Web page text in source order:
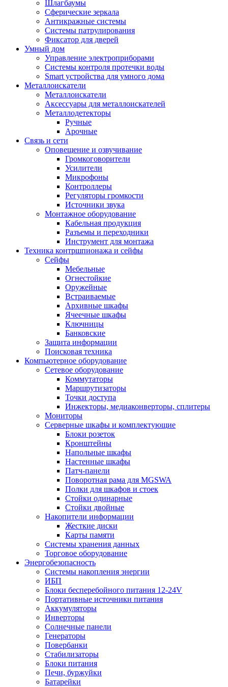
Шлагбаумы
Сферические зеркала
Антикражные системы
Системы патрулирования
Фиксатор для дверей
Умный дом
Управление электроприборами
Системы контроля протечки воды
Smart устройства для умного дома
Металлоискатели
Металлоискатели
Аксессуары для металлоискателей
Металлодетекторы
Ручные
Арочные
Связь и сети
Оповещение и озвучивание
Громкоговорители
Усилители
Микрофоны
Контроллеры
Регуляторы громкости
Источники звука
Монтажное оборудование
Кабельная продукция
Разъемы и переходники
Инструмент для монтажа
Техника контршпионажа и сейфы
Сейфы
Мебельные
Огнестойкие
Оружейные
Встраиваемые
Архивные шкафы
Ячеечные шкафы
Ключницы
Банковские
Защита информации
Поисковая техника
Компьютерное оборудование
Сетевое оборудование
Коммутаторы
Маршрутизаторы
Точки доступа
Инжекторы, медиаконверторы, сплитеры
Мониторы
Серверные шкафы и комплектующие
Блоки розеток
Кронштейны
Напольные шкафы
Настенные шкафы
Патч-панели
Поворотная рама для MGSWA
Полки для шкафов и стоек
Стойки одинарные
Стойки двойные
Накопители информации
Жесткие диски
Карты памяти
Системы хранения данных
Торговое оборудование
Энергобезопасность
Системы накопления энергии
ИБП
Блоки бесперебойного питания 12-24V
Портативные источники питания
Аккумуляторы
Инверторы
Солнечные панели
Генераторы
Повербанки
Стабилизаторы
Блоки питания
Печи, буржуйки
Батарейки